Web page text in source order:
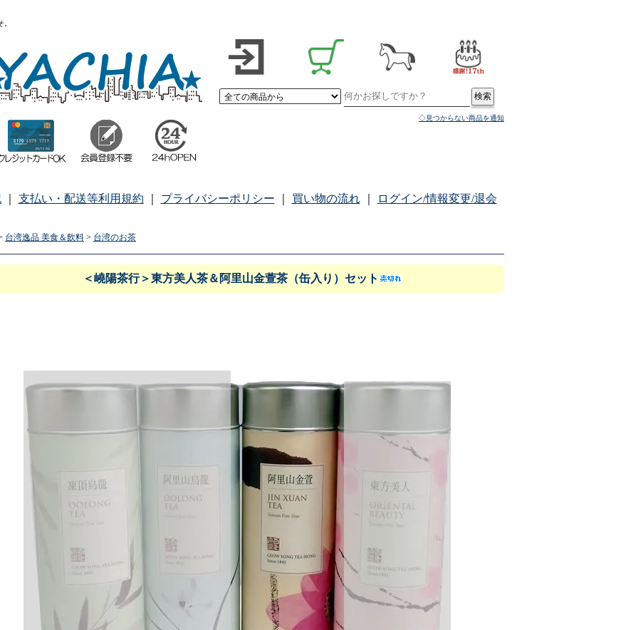
◇見つからない商品を通知
｜ 支払い・配送等利用規約 プライバシーポリシー 買い物の流れ｜ ログイン/情報変更/退会
台湾逸品 美食＆飲料 > 台湾のお茶
＜嶢陽茶行＞東方美人茶＆阿里山金萱茶（缶入り）セット